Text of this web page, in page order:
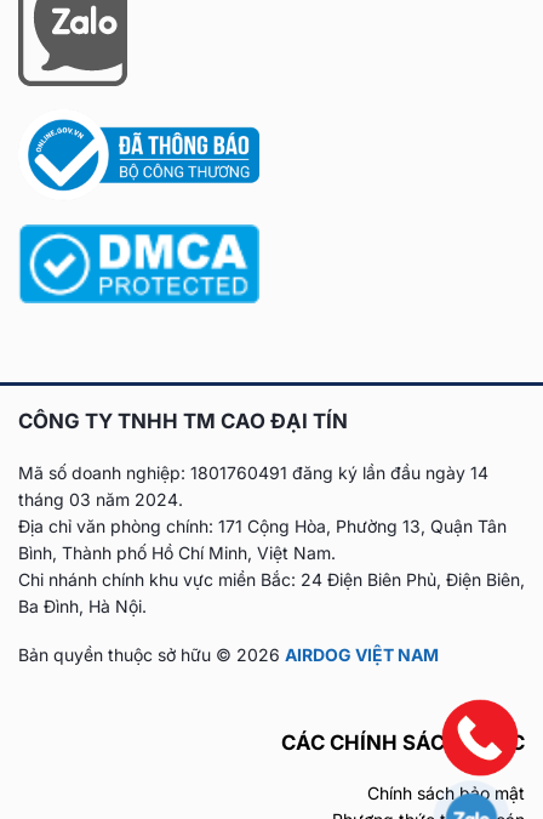
CÔNG TY TNHH TM CAO ĐẠI TÍN
Mã số doanh nghiệp: 1801760491 đăng ký lần đầu ngày 14
tháng 03 năm 2024.
Địa chỉ văn phòng chính: 171 Cộng Hòa, Phường 13, Quận Tân
Bình, Thành phố Hồ Chí Minh, Việt Nam.
Chi nhánh chính khu vực miền Bắc: 24 Điện Biên Phủ, Điện Biên,
Ba Đình, Hà Nội.
Bản quyền thuộc sở hữu © 2026 AIRDOG VIỆT NAM
CÁC CHÍNH SÁCH KHÁC
Chính sách bảo mật